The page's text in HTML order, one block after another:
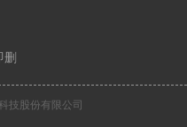
技股份有限公司